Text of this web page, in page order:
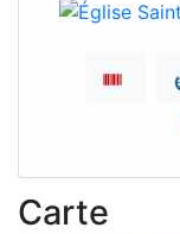
Carte